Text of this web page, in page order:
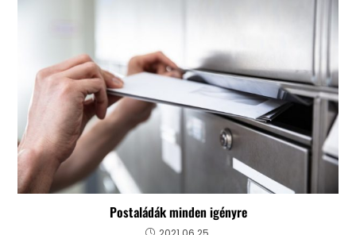
Postaládák minden igényre